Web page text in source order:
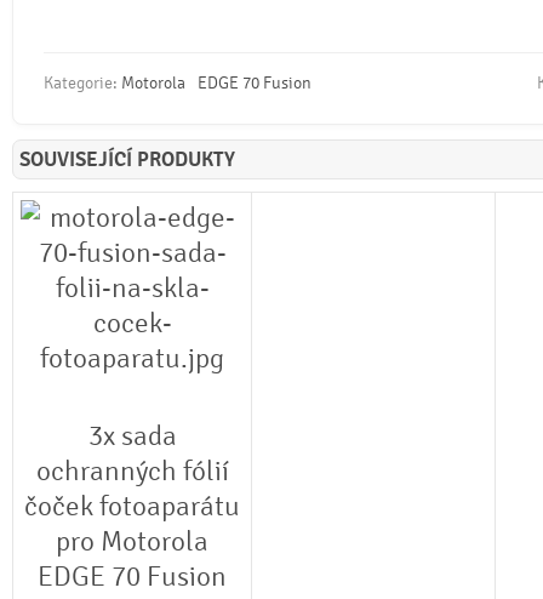
Kategorie: Motorola EDGE 70 Fusion
SOUVISEJÍCÍ PRODUKTY
3x sada
ochranných fólií
čoček fotoaparátu
pro Motorola
EDGE 70 Fusion